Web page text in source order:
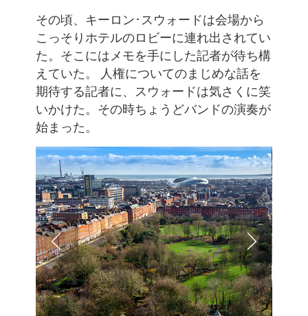
その頃、キーロン･スウォードは会場から
こっそりホテルのロビーに連れ出されてい
た。そこにはメモを手にした記者が待ち構
えていた。 人権についてのまじめな話を
期待する記者に、スウォードは気さくに笑
いかけた。その時ちょうどバンドの演奏が
始まった。